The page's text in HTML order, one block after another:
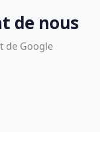
de nous
de Google